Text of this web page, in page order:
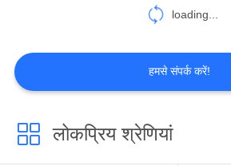
साइटमैप
PRIVACY
POLICY
loading...
हमसे संपर्क करें!
लोकप्रिय श्रेणियां